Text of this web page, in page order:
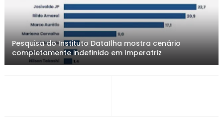
Pesquisa do Instituto DataIlha mostra cenário
completamente indefinido em Imperatriz